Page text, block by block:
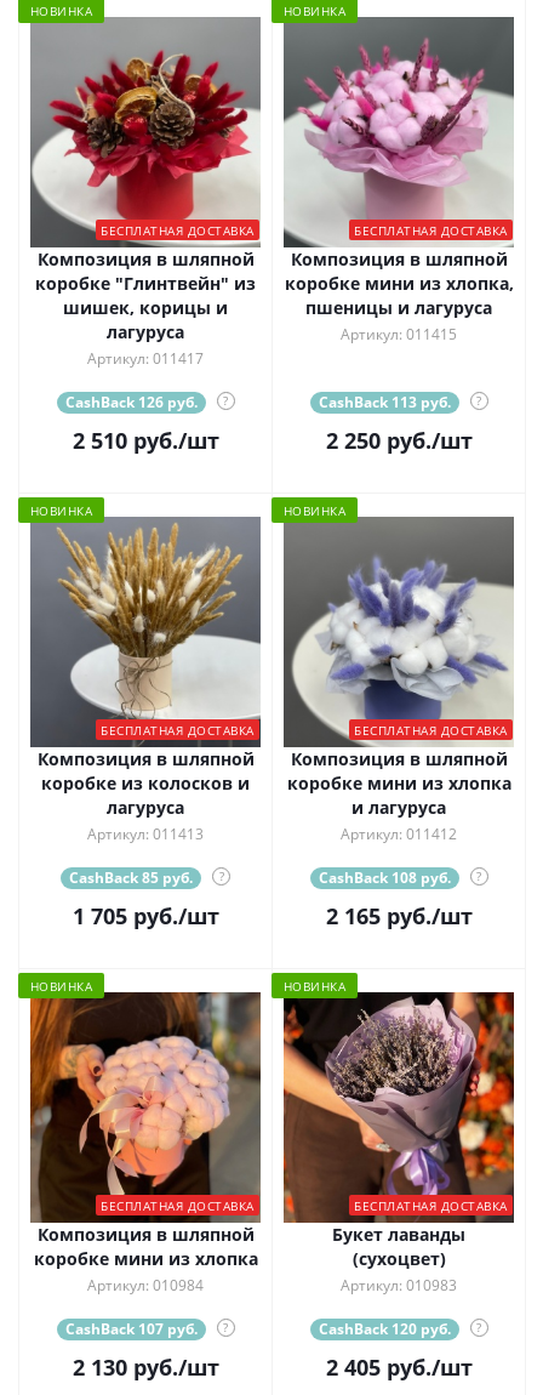
НОВИНКА
БЕСПЛАТНАЯ ДОСТАВКА
Композиция в шляпной
коробке "Глинтвейн" из
шишек, корицы и
лагуруса
Артикул: 011417
CashBack 126 руб. ?
2 510руб./шт
НОВИНКА
БЕСПЛАТНАЯ ДОСТАВКА
Композиция в шляпной
коробке мини из хлопка,
пшеницы и лагуруса
Артикул: 011415
CashBack 113 руб. ?
2 250руб./шт
НОВИНКА
БЕСПЛАТНАЯ ДОСТАВКА
Композиция в шляпной
коробке из колосков и
лагуруса
Артикул: 011413
CashBack 85 руб. ?
1 705руб./шт
НОВИНКА
БЕСПЛАТНАЯ ДОСТАВКА
Композиция в шляпной
коробке мини из хлопка
и лагуруса
Артикул: 011412
CashBack 108 руб. ?
2 165руб./шт
НОВИНКА
БЕСПЛАТНАЯ ДОСТАВКА
Композиция в шляпной
коробке мини из хлопка
Артикул: 010984
CashBack 107 руб. ?
2 130руб./шт
НОВИНКА
БЕСПЛАТНАЯ ДОСТАВКА
Букет лаванды
(сухоцвет)
Артикул: 010983
CashBack 120 руб. ?
2 405руб./шт